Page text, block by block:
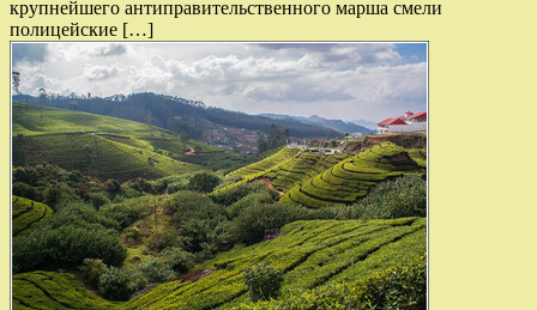
крупнейшего антиправительственного марша смели
полицейские […]